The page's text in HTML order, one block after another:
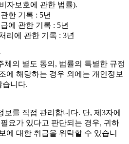
자보호에 관한 법률).
한 기록 : 5년
에 관한 기록 : 5년
리에 관한 기록 : 3년
체의 별도 동의, 법률의 특별한 규정
에 해당하는 경우 외에는 개인정보
습니다.
를 직접 관리합니다. 단, 제3자에
요가 있다고 판단되는 경우, 귀하
에 대한 취급을 위탁할 수 있습니